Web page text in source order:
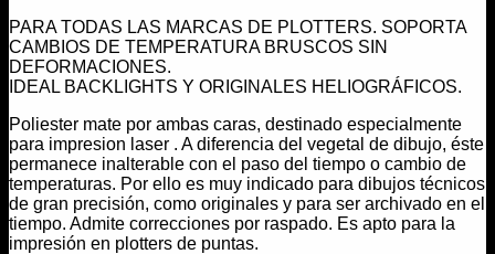
PARA TODAS LAS MARCAS DE PLOTTERS. SOPORTA
CAMBIOS DE TEMPERATURA BRUSCOS SIN
DEFORMACIONES.
IDEAL BACKLIGHTS Y ORIGINALES HELIOGRÁFICOS.
Poliester mate por ambas caras, destinado especialmente
para impresion laser . A diferencia del vegetal de dibujo, éste
permanece inalterable con el paso del tiempo o cambio de
temperaturas. Por ello es muy indicado para dibujos técnicos
de gran precisión, como originales y para ser archivado en el
tiempo. Admite correcciones por raspado. Es apto para la
impresión en plotters de puntas.